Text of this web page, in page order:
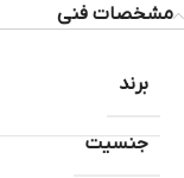
مشخصات فنی
جنسیت
برند